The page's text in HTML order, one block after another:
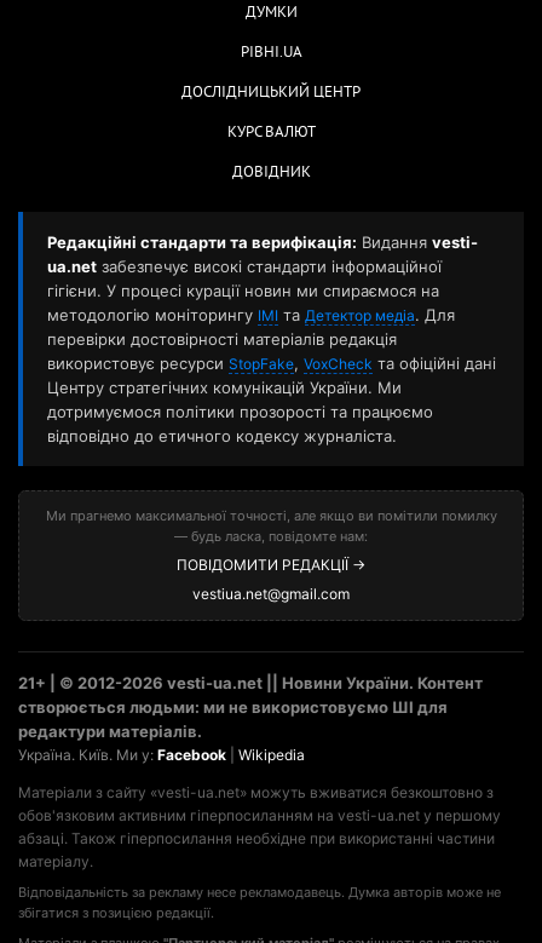
ДУМКИ
РІВНІ.UA
ДОСЛІДНИЦЬКИЙ ЦЕНТР
КУРС ВАЛЮТ
ДОВІДНИК
Редакційні стандарти та верифікація: Видання vesti-
ua.net забезпечує високі стандарти інформаційної
гігієни. У процесі курації новин ми спираємося на
методологію моніторингу ІМІ та Детектор медіа. Для
перевірки достовірності матеріалів редакція
використовує ресурси StopFake, VoxCheck та офіційні дані
Центру стратегічних комунікацій України. Ми
дотримуємося політики прозорості та працюємо
відповідно до етичного кодексу журналіста.
Ми прагнемо максимальної точності, але якщо ви помітили помилку
— будь ласка, повідомте нам:
ПОВІДОМИТИ РЕДАКЦІЇ →
vestiua.net@gmail.com
21+ | © 2012-2026 vesti-ua.net || Новини України. Контент
створюється людьми: ми не використовуємо ШІ для
редактури матеріалів.
Україна. Київ. Ми у: Facebook Wikipedia
Матеріали з сайту «vesti-ua.net» можуть вживатися безкоштовно з
обов'язковим активним гіперпосиланням на vesti-ua.net у першому
абзаці. Також гіперпосилання необхідне при використанні частини
матеріалу.
Відповідальність за рекламу несе рекламодавець. Думка авторів може не
збігатися з позицією редакції.